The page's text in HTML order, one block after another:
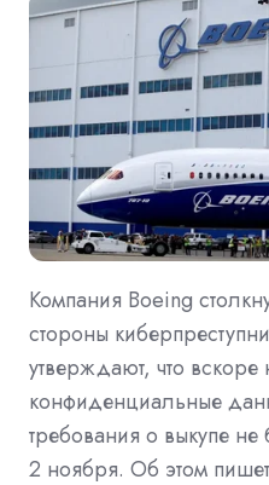
Компания Boeing
стороны
утверждают, что вскоре
конфиденциальные
требования о выкупе
2 ноября. Об этом